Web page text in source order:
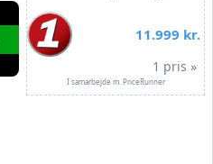
11.999 kr.
1 pris »
I samarbejde m. PriceRunner